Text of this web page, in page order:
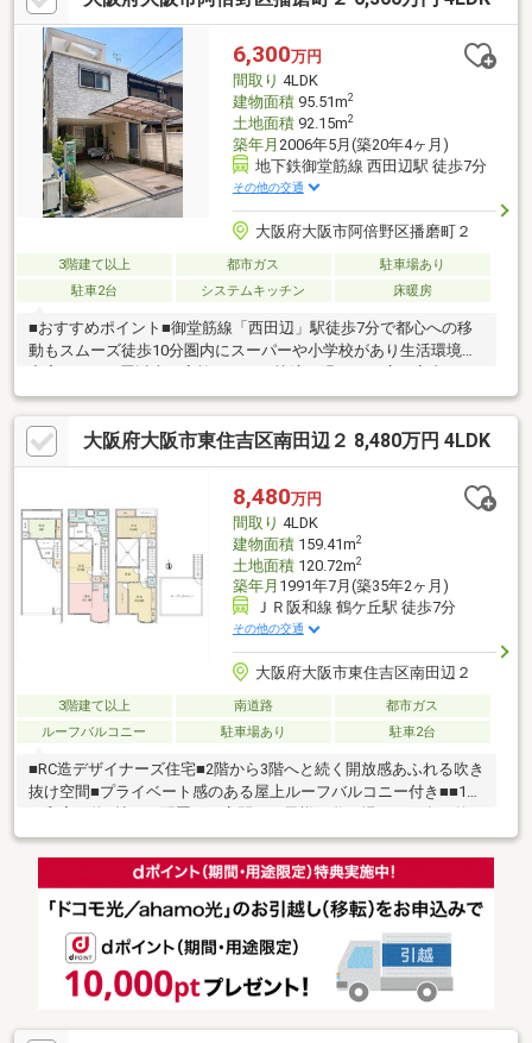
距離♪公園も近く、子育て世代の方にもおすすめ！その他、周辺に
は生活に便利な施設が充実！ぜひ、一度ご覧になってみませんか♪
住宅ローンや資金計画などお気軽にご相談ください！お気軽にお
問合せください！
6,300万円
間取り 4LDK
建物面積95.51m2
土地面積92.15m2
築年月 2006年5月(築20年4ヶ月)
地下鉄御堂筋線 西田辺駅 徒歩7分
その他の交通
大阪府大阪市阿倍野区播磨町２
3階建て以上 都市ガス
駐車場あり
駐車2台
システムキッチン 床暖房
■おすすめポイント■御堂筋線「西田辺」駅徒歩7分で都心への移
動もスムーズ徒歩10分圏内にスーパーや小学校があり生活環境が
充実LDKは15畳以上、家族みんなが快適に過ごせる広さ家事をサ
ポートする食器洗乾燥機や浴室乾燥機付き足元から温める床暖房
や浴室ミストサウナを完備■周辺環境■阪南小学校 徒歩７分阪南
中学校 徒歩１２分■支払い例■６，３００万円 お借入れの場合
返済年数５０年 実行金利０．８９％月々返済額：１３０，１
２７円ご検討の参考にしてください♪
大阪府大阪市東住吉区南田辺２ 8,480万円 4LDK
8,480万円
間取り 4LDK
建物面積159.41m2
土地面積120.72m2
築年月 1991年7月(築35年2ヶ月)
ＪＲ阪和線 鶴ケ丘駅 徒歩7分
その他の交通
大阪府大阪市東住吉区南田辺２
3階建て以上 南道路
都市ガス
ルーフバルコニー
駐車場あり 駐車2台
■RC造デザイナーズ住宅■2階から3階へと続く開放感あふれる吹き
抜け空間■プライベート感のある屋上ルーフバルコニー付き■■1階
活用可能■3階に約10帖・約8帖の洋室を備え、主寝室や子ども部
屋などに便利な広さ■全居室に収納を確保し、荷物が多くても整
理可能■バルコニー・物入・クローゼットなど収納・家事動線が
充実■浴室・洗面・LDKを2階に集約し、生活動線に配慮した設計